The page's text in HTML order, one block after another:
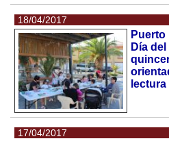
18/04/2017
Puerto
Día
lectura
17/04/2017